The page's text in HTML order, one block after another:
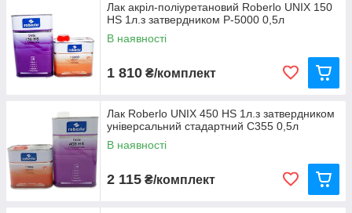
Лак акріл-поліуретановий Roberlo UNIX 150
HS 1л.з затвердником Р-5000 0,5л
В наявності
1 810 ₴/комплект
Лак Roberlo UNIX 450 HS 1л.з затвердником
універсальний стадартний С355 0,5л
В наявності
2 115 ₴/комплект